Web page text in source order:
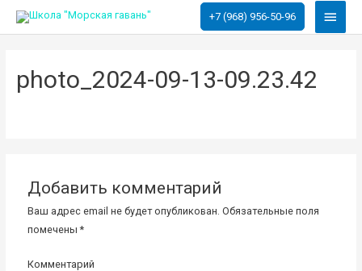
+7 (968) 956-50-96
photo_2024-09-13-09.23.42
Добавить комментарий
Ваш адрес email не будет опубликован. Обязательные поля
помечены*
Комментарий